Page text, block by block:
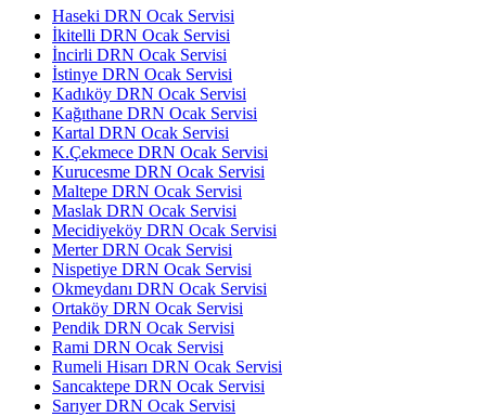
Haseki DRN Ocak Servisi
İkitelli DRN Ocak Servisi
İncirli DRN Ocak Servisi
İstinye DRN Ocak Servisi
Kadıköy DRN Ocak Servisi
Kağıthane DRN Ocak Servisi
Kartal DRN Ocak Servisi
K.Çekmece DRN Ocak Servisi
Kurucesme DRN Ocak Servisi
Maltepe DRN Ocak Servisi
Maslak DRN Ocak Servisi
Mecidiyeköy DRN Ocak Servisi
Merter DRN Ocak Servisi
Nispetiye DRN Ocak Servisi
Okmeydanı DRN Ocak Servisi
Ortaköy DRN Ocak Servisi
Pendik DRN Ocak Servisi
Rami DRN Ocak Servisi
Rumeli Hisarı DRN Ocak Servisi
Sancaktepe DRN Ocak Servisi
Sarıyer DRN Ocak Servisi